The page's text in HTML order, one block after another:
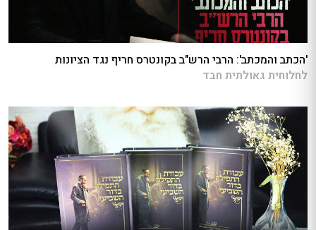
'הכתב והמכתב': הרבי הרש"ב בקונטרס חריף נגד הציונות
לחלוחית גאולתית חבד